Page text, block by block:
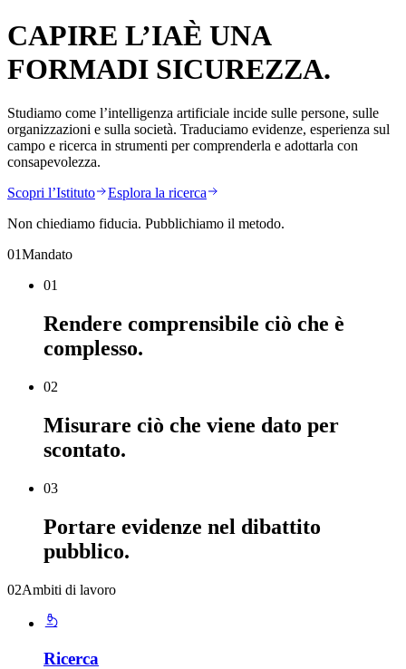
CAPIRE L’IAÈ UNA
FORMADI SICUREZZA.
Studiamo come l’intelligenza artificiale incide sulle persone, sulle
organizzazioni e sulla società. Traduciamo evidenze, esperienza sul
campo e ricerca in strumenti per comprenderla e adottarla con
consapevolezza.
Scopri l’Istituto
Esplora la ricerca
Non chiediamo fiducia. Pubblichiamo il metodo.
01Mandato
01
Rendere comprensibile ciò che è
complesso.
02
Misurare ciò che viene dato per
scontato.
03
Portare evidenze nel dibattito
pubblico.
02Ambiti di lavoro
Ricerca